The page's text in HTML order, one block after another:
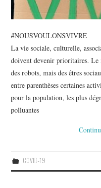
#NOUSVOULONSVIVRE
La vie sociale, culturelle,
doivent devenir prioritaires. Le
des robots, mais des êtres
entre parenthèses certaines
pour la population, les plus
polluantes
COVID-19